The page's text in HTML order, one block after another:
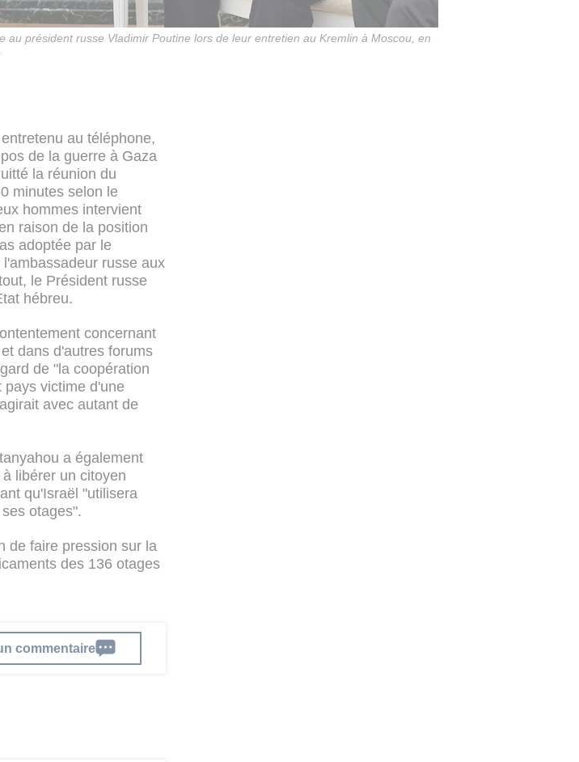
président russe Vladimir Poutine lors de leur entretien au Kremlin à Moscou, en
au téléphone,
de la guerre à Gaza
la réunion du
minutes selon le
hommes intervient
raison de la position
adoptée par le
russe aux
le Président russe
hébreu.
concernant
dans d'autres forums
de "la coopération
victime d'une
avec autant de
a également
libérer un citoyen
qu'Israël "utilisera
otages".
de faire pression sur la
des 136 otages
commentaire